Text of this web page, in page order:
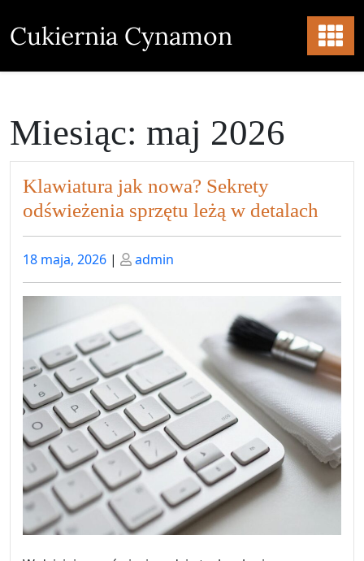
to
content
Cukiernia Cynamon
Miesiąc: maj 2026
Klawiatura jak nowa? Sekrety
odświeżenia sprzętu leżą w detalach
Posted
on
18 maja, 2026 | Posted
on
admin